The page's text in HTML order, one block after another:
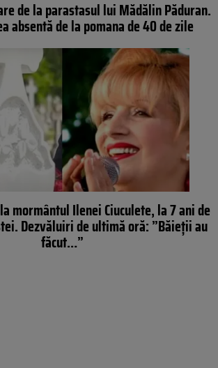
de la parastasul lui Mădălin Păduran.
absentă de la pomana de 40 de zile
mormântul Ilenei Ciuculete, la 7 ani de
Dezvăluiri de ultimă oră: ”Băieții au
făcut…”